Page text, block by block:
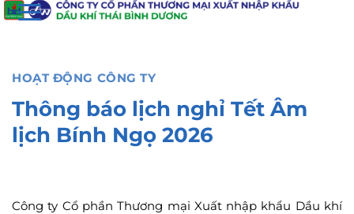
đến
HOẠT ĐỘNG CÔNG TY
Thông báo lịch nghỉ Tết Âm
lịch Bính Ngọ 2026
Công ty Cổ phần Thương mại Xuất nhập khẩu Dầu khí